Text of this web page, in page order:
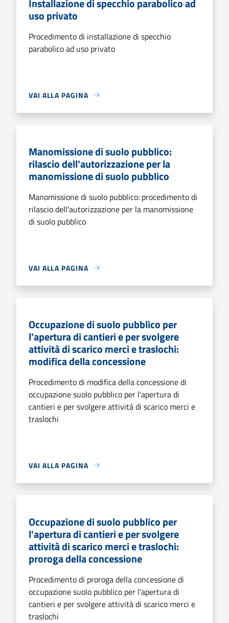
uso privato
Procedimento di installazione di specchio
parabolico ad uso privato
VAI ALLA PAGINA
Manomissione di suolo pubblico:
rilascio dell'autorizzazione per la
manomissione di suolo pubblico
Manomissione di suolo pubblico: procedimento di
rilascio dell'autorizzazione per la manomissione
di suolo pubblico
VAI ALLA PAGINA
Occupazione di suolo pubblico per
l'apertura di cantieri e per svolgere
attività di scarico merci e traslochi:
modifica della concessione
Procedimento di modifica della concessione di
occupazione suolo pubblico per l'apertura di
cantieri e per svolgere attività di scarico merci e
traslochi
VAI ALLA PAGINA
Occupazione di suolo pubblico per
l'apertura di cantieri e per svolgere
attività di scarico merci e traslochi:
proroga della concessione
Procedimento di proroga della concessione di
occupazione suolo pubblico per l'apertura di
cantieri e per svolgere attività di scarico merci e
traslochi